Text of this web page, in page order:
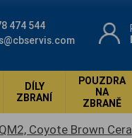
474 544
DÍLY
ZBRANÍ
POUZDRA
NA
ZBRANĚ
Coyote Brown